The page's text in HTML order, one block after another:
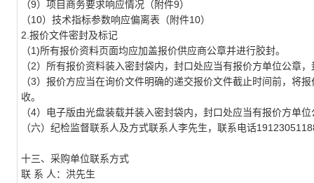
（9）项目商务要求响应情况（附件9）
（10）技术指标参数响应偏离表（附件10）
2. 报价文件密封及标记
（1)所有报价资料页面均应加盖报价供应商公章并进行胶封。
（2）所有报价资料装入密封袋内，封口处应当有报价方单位公章
（3）报价方应当在询价文件明确的递交报价文件截止时间前，将
收。
（4）电子版由光盘装载并装入密封袋内，封口处应当有报价方单
（六）纪检监督联系人及方式联系人李先生，联系电话
十三、采购单位联系方式
联 系 人：洪先生